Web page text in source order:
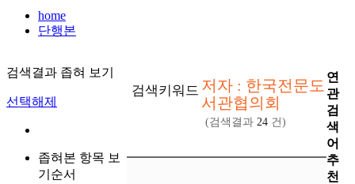
home
단행본
검색결과 좁혀 보기
선택해제
좁혀본 항목 보
기순서
검색키워드 저자 : 한국전문도
서관협의회
(검색결과 24 건)
연
관
검
색
어
추
천